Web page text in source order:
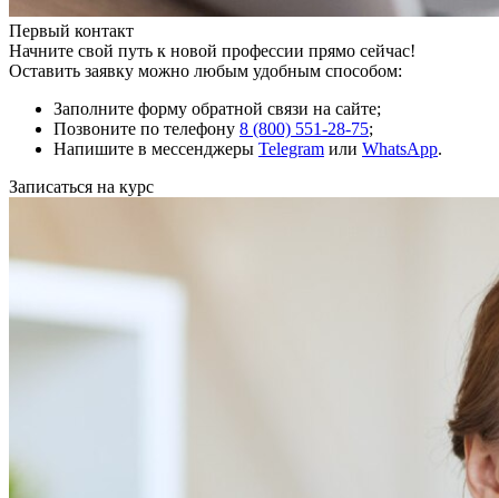
Первый контакт
Начните свой путь к новой профессии прямо сейчас!
Оставить заявку можно любым удобным способом:
Заполните форму обратной связи на сайте;
Позвоните по телефону 8 (800) 551-28-75;
Напишите в мессенджеры Telegram или WhatsApp.
Записаться на курс